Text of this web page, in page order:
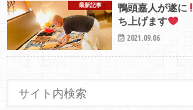
最新記事 鴨頭嘉人が遂に
ち上げます
2021.09.06